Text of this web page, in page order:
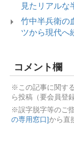
見たリアルな
竹中半兵衛の
ツから現代へ
コメント欄
※この記事に関す
ら投稿（要会員登
※誤字脱字等のご
の専用窓口]から直